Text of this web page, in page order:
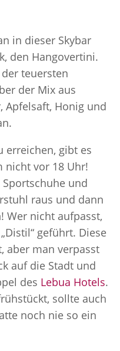
in dieser Skybar
den Hangovertini.
teuersten
der Mix aus
Apfelsaft, Honig und
erreichen, gibt es
nicht vor 18 Uhr!
und
raus und dann
Wer nicht aufpasst,
geführt. Diese
aber man verpasst
auf die Stadt und
des Lebua Hotels.
sollte auch
noch nie so ein